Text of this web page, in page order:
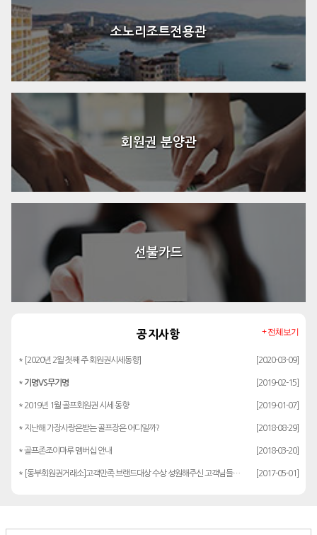
소노리조트전용관
회원권 분양관
선불카드
공지사항
* [2020년 2월 첫째 주 회원권시세동향] [2020-03-09]
* 기명VS무기명 [2019-02-15]
* 2019년 1월 골프회원권 시세 동향 [2019-01-07]
* 지난해 가장사랑은받는 골프장은 어디일까? [2018-08-29]
* 골프존조이마루 멤버십 안내 [2018-03-20]
* [동부회원권거래소]고객만족 브랜드대상 수상 성원해주신 고객님들께 감사드립… [2017-05-01]
+ 전체보기